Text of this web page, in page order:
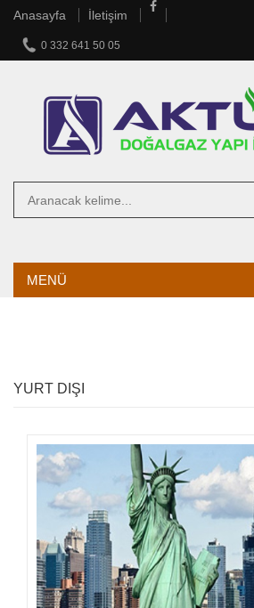
Anasayfa İletişim
0 332 641 50 05
MENÜ
YURT DIŞI